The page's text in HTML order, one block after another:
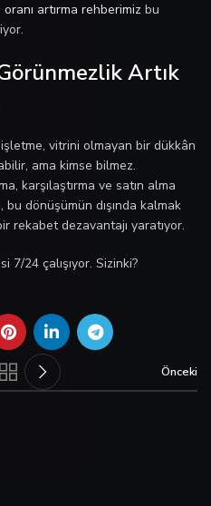
artırma rehberimiz bu
Artık
vitrini olmayan bir dükkân
ama kimse bilmez.
karşılaştırma ve satın alma
bu dönüşümün dışında kalmak
rekabet dezavantajı yaratıyor.
7/24 çalışıyor. Sizinki?
Önceki